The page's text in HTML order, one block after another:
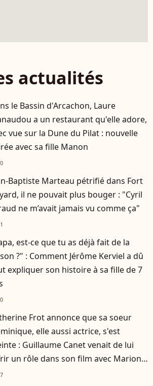
actualités
le Bassin d'Arcachon, Laure
a un restaurant qu'elle adore,
vue sur la Dune du Pilat : nouvelle
avec sa fille Manon
Baptiste Marteau pétrifié dans Fort
il ne pouvait plus bouger : "Cyril
ne m’avait jamais vu comme ça"
est-ce que tu as déjà fait de la
?" : Comment Jérôme Kerviel a dû
expliquer son histoire à sa fille de 7
Frot annonce que sa soeur
elle aussi actrice, s'est
: Guillaume Canet venait de lui
un rôle dans son film avec Marion